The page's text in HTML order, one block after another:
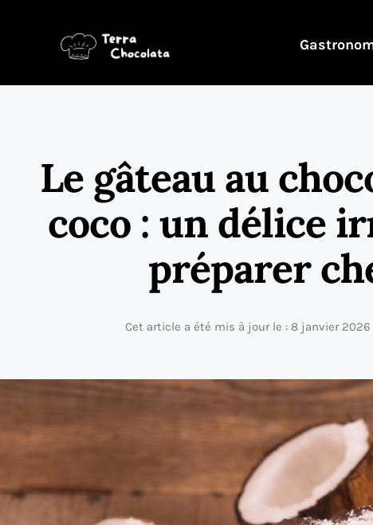
Le gâteau au
coco : un délice
préparer
Cet article a été mis à jour le : 8 janvier 2026